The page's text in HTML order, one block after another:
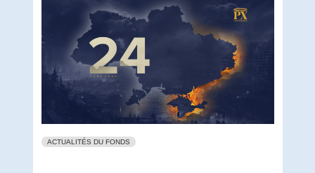
ACTUALITÉS DU FONDS